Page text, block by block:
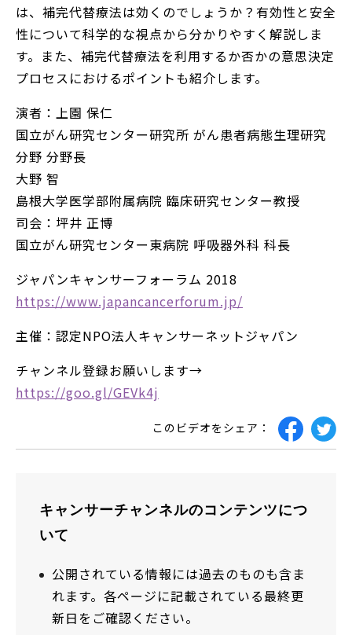
は、補完代替療法は効くのでしょうか？有効性と安全
性について科学的な視点から分かりやすく解説しま
す。また、補完代替療法を利用するか否かの意思決定
プロセスにおけるポイントも紹介します。
演者：上園 保仁
国立がん研究センター研究所 がん患者病態生理研究
分野 分野長
大野 智
島根大学医学部附属病院 臨床研究センター教授
司会：坪井 正博
国立がん研究センター東病院 呼吸器外科 科長
ジャパンキャンサーフォーラム 2018
https://www.japancancerforum.jp/
主催：認定NPO法人キャンサーネットジャパン
チャンネル登録お願いします→
https://goo.gl/GEVk4j
このビデオをシェア：
キャンサーチャンネルのコンテンツにつ
いて
公開されている情報には過去のものも含ま
れます。各ページに記載されている最終更
新日をご確認ください。